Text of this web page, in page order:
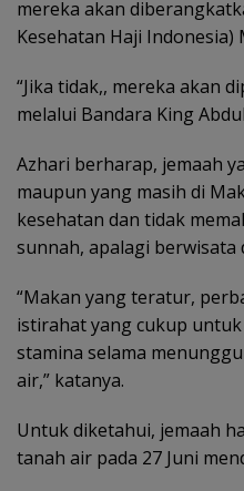
mereka akan
Kesehatan Haji
“Jika tidak,, mereka akan
melalui Bandara King
Azhari berharap, jemaah
maupun yang masih di
kesehatan dan tidak
sunnah, apalagi berwisata
“Makan yang teratur,
istirahat yang cukup
stamina selama
air,” katanya.
Untuk diketahui, jemaah
tanah air pada 27 Juni